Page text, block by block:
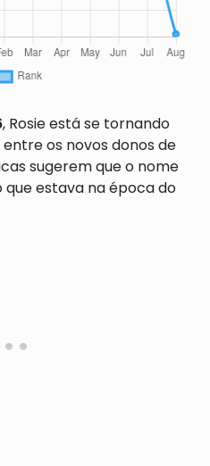
, Rosie está se tornando
os novos donos de
sugerem que o nome
estava na época do